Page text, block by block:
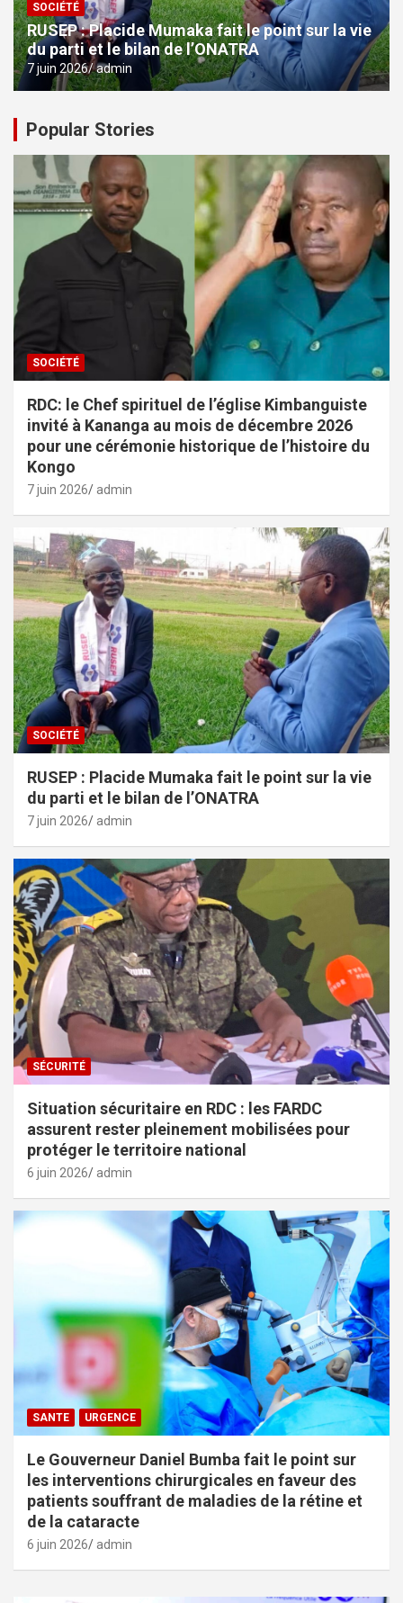
SOCIÉTÉ
RUSEP : Placide Mumaka fait le point sur la vie
du parti et le bilan de l’ONATRA
7 juin 2026 admin
Popular Stories
SOCIÉTÉ
RDC: le Chef spirituel de l’église Kimbanguiste
invité à Kananga au mois de décembre 2026
pour une cérémonie historique de l’histoire du
Kongo
7 juin 2026 admin
SOCIÉTÉ
RUSEP : Placide Mumaka fait le point sur la vie
du parti et le bilan de l’ONATRA
7 juin 2026 admin
SÉCURITÉ
Situation sécuritaire en RDC : les FARDC
assurent rester pleinement mobilisées pour
protéger le territoire national
6 juin 2026 admin
SANTE URGENCE
Le Gouverneur Daniel Bumba fait le point sur
les interventions chirurgicales en faveur des
patients souffrant de maladies de la rétine et
de la cataracte
6 juin 2026 admin